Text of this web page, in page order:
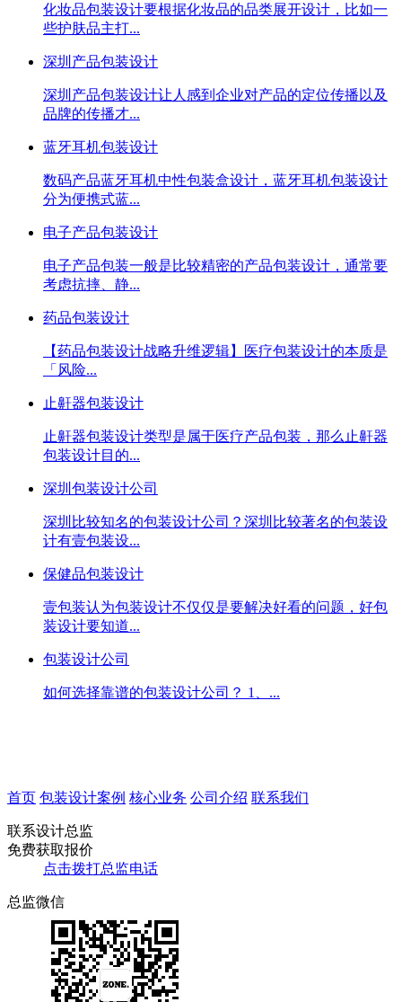
化妆品包装设计要根据化妆品的品类展开设计，比如一
些护肤品主打...
深圳产品包装设计
深圳产品包装设计让人感到企业对产品的定位传播以及
品牌的传播才...
蓝牙耳机包装设计
数码产品蓝牙耳机中性包装盒设计，蓝牙耳机包装设计
分为便携式蓝...
电子产品包装设计
电子产品包装一般是比较精密的产品包装设计，通常要
考虑抗摔、静...
药品包装设计
【药品包装设计战略升维逻辑】​ 医疗包装设计的本质是
「风险...
止鼾器包装设计
止鼾器包装设计类型是属于医疗产品包装，那么止鼾器
包装设计目的...
深圳包装设计公司
深圳比较知名的包装设计公司？深圳比较著名的包装设
计有壹包装设...
保健品包装设计
壹包装认为包装设计不仅仅是要解决好看的问题，好包
装设计要知道...
包装设计公司
如何选择靠谱的包装设计公司？ 1、...
首页 包装设计案例 核心业务 公司介绍 联系我们
联系设计总监
免费获取报价
点击拨打总监电话
总监微信